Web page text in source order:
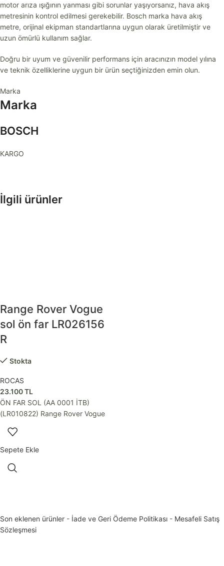
motor arıza ışığının yanması gibi sorunlar yaşıyorsanız, hava akış
metresinin kontrol edilmesi gerekebilir. Bosch marka hava akış
metre, orijinal ekipman standartlarına uygun olarak üretilmiştir ve
uzun ömürlü kullanım sağlar.
Doğru bir uyum ve güvenilir performans için aracınızın model yılına
ve teknik özelliklerine uygun bir ürün seçtiğinizden emin olun.
Marka
Marka
BOSCH
KARGO
İlgili ürünler
Range Rover Vogue
sol ön far LR026156
R
Stokta
ROCAS
23.100TL
ÖN FAR SOL (AA 0001 İTB)
(LR010822) Range Rover Vogue
Sepete Ekle
Son eklenen ürünler - İade ve Geri Ödeme Politikası - Mesafeli Satış
Sözleşmesi